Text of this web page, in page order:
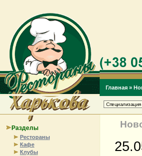
Главная »
Разделы
Рестораны
Кафе
Клубы